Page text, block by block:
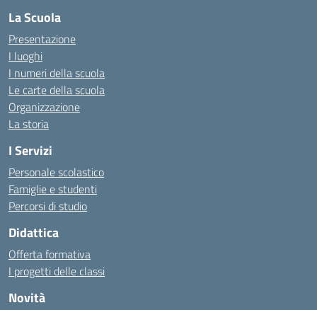
La Scuola
Presentazione
I luoghi
I numeri della scuola
Le carte della scuola
Organizzazione
La storia
I Servizi
Personale scolastico
Famiglie e studenti
Percorsi di studio
Didattica
Offerta formativa
I progetti delle classi
Novità